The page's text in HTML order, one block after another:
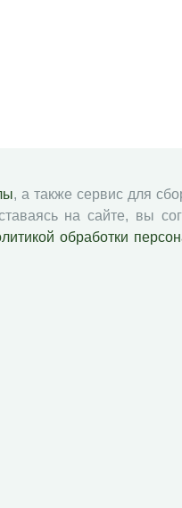
, а также сервис для
на сайте, вы
обработки